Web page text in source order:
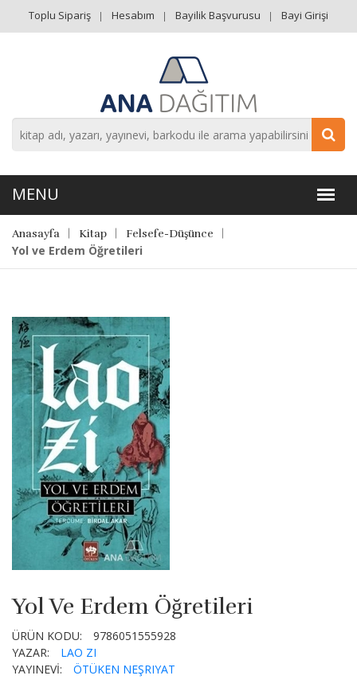
Toplu Sipariş Hesabım Bayilik Başvurusu Bayi Girişi
Anasayfa Kitap Felsefe-Düşünce
Yol ve Erdem Öğretileri
Yol Ve Erdem Öğretileri
ÜRÜN KODU:
9786051555928
YAZAR:
LAO ZI
YAYINEVİ:
ÖTÜKEN NEŞRIYAT